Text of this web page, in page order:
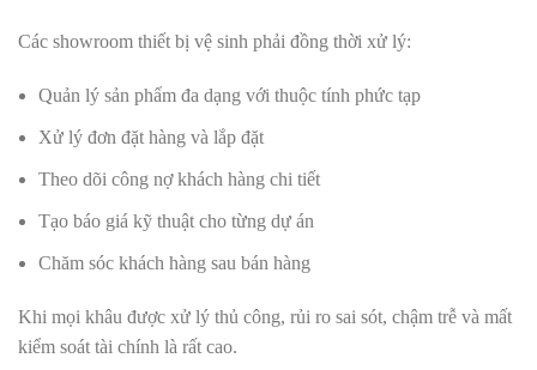
Các showroom thiết bị vệ sinh phải đồng thời xử lý:
Quản lý sản phẩm đa dạng với thuộc tính phức tạp
Xử lý đơn đặt hàng và lắp đặt
Theo dõi công nợ khách hàng chi tiết
Tạo báo giá kỹ thuật cho từng dự án
Chăm sóc khách hàng sau bán hàng
Khi mọi khâu được xử lý thủ công, rủi ro sai sót, chậm trễ và mất
kiểm soát tài chính là rất cao.